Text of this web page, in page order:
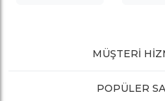
MÜŞTERI
POPÜLER